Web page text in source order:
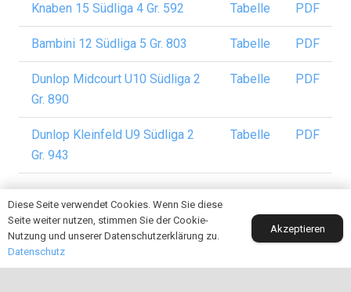
Knaben 15 Südliga 4 Gr. 592 Tabelle PDF
Bambini 12 Südliga 5 Gr. 803 Tabelle PDF
Dunlop Midcourt U10 Südliga 2
Gr. 890
Tabelle PDF
Dunlop Kleinfeld U9 Südliga 2
Gr. 943
Tabelle PDF
Diese Seite verwendet Cookies. Wenn Sie diese
Seite weiter nutzen, stimmen Sie der Cookie-
Nutzung und unserer Datenschutzerklärung zu.
Datenschutz
Akzeptieren